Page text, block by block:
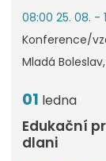
08:00 25. 08. -
Konference/
Mladá
01 ledna
Edukační
dlani